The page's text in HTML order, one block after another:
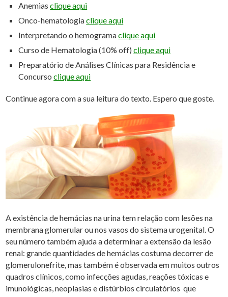
Anemiasclique aqui
Onco-hematologiaclique aqui
Interpretando o hemogramaclique aqui
Curso de Hematologia (10% off)clique aqui
Preparatório de Análises Clínicas para Residência e
Concursoclique aqui
Continue agora com a sua leitura do texto. Espero que goste.
A existência de hemácias na urina tem relação com lesões na
membrana glomerular ou nos vasos do sistema urogenital. O
seu número também ajuda a determinar a extensão da lesão
renal: grande quantidades de hemácias costuma decorrer de
glomerulonefrite, mas também é observada em muitos outros
quadros clínicos, como infecções agudas, reações tóxicas e
imunológicas, neoplasias e distúrbios circulatórios que